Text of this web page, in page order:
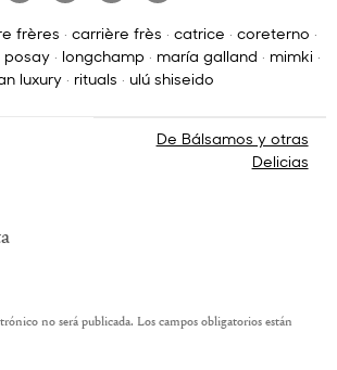
frères · carrière frès · catrice · coreterno ·
posay · longchamp · maría galland · mimki ·
luxury · rituals · ulú shiseido
De Bálsamos y otras
Delicias
no será publicada. Los campos obligatorios están